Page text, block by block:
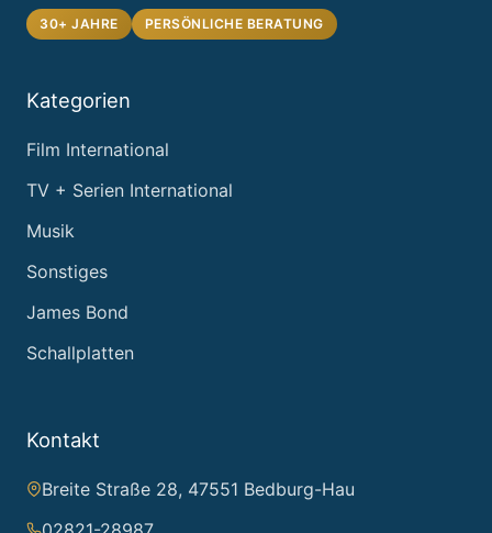
30+ JAHRE PERSÖNLICHE BERATUNG
Kategorien
Film International
TV + Serien International
Musik
Sonstiges
James Bond
Schallplatten
Kontakt
Breite Straße 28, 47551 Bedburg-Hau